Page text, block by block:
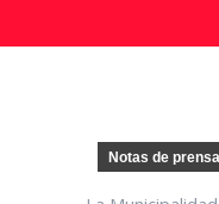
Notas de prensa